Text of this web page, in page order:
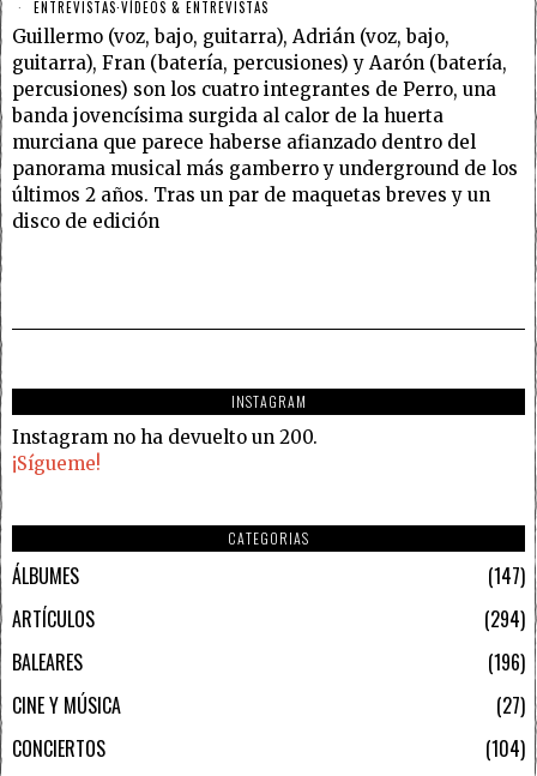
ENTREVISTAS·VÍDEOS & ENTREVISTAS
Guillermo (voz, bajo, guitarra), Adrián (voz, bajo,
guitarra), Fran (batería, percusiones) y Aarón (batería,
percusiones) son los cuatro integrantes de Perro, una
banda jovencísima surgida al calor de la huerta
murciana que parece haberse afianzado dentro del
panorama musical más gamberro y underground de los
últimos 2 años. Tras un par de maquetas breves y un
disco de edición
INSTAGRAM
Instagram no ha devuelto un 200.
¡Sígueme!
CATEGORIAS
ÁLBUMES
147
ARTÍCULOS
294
BALEARES
196
CINE Y MÚSICA
27
CONCIERTOS
104